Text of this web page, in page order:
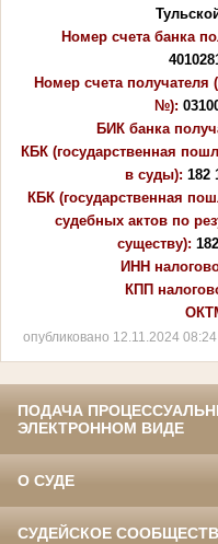
Номер счета банка
Номер счета получателя
№):
БИК банка
КБК (государственная
в суды): 182
КБК (государственная
судебных актов по
существу):
ИНН
КПП
опубликовано 12.11.2024
ПОДАЧА
ЭЛЕКТРОННОМ ВИДЕ
О СУДЕ
СУДЕЙСКОЕ